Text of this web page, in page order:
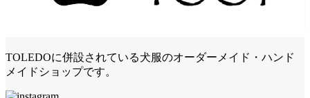
TOLEDOに併設されている犬服のオーダーメイド・ハンド
メイドショップです。